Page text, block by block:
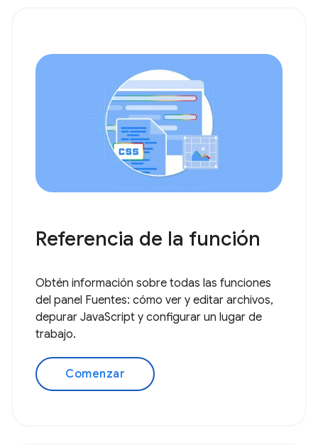
Referencia de la función
Obtén información sobre todas las funciones
del panel Fuentes: cómo ver y editar archivos,
depurar JavaScript y configurar un lugar de
trabajo.
Comenzar